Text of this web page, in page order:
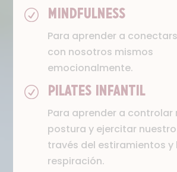
R MINDFULNESS
Para aprender a
con nosotros mismos
emocionalmente.
R PILATES INFANTIL
Para aprender a controlar
postura y ejercitar
través del estiramientos y
respiración.